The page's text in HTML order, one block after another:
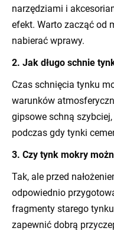
narzędziami i
efekt. Warto zacząć od
nabierać wprawy.
2. Jak długo schnie
Czas schnięcia tynku
warunków
gipsowe schną
podczas gdy tynki
3. Czy tynk mokry
Tak, ale przed
odpowiednio
fragmenty starego
zapewnić dobrą